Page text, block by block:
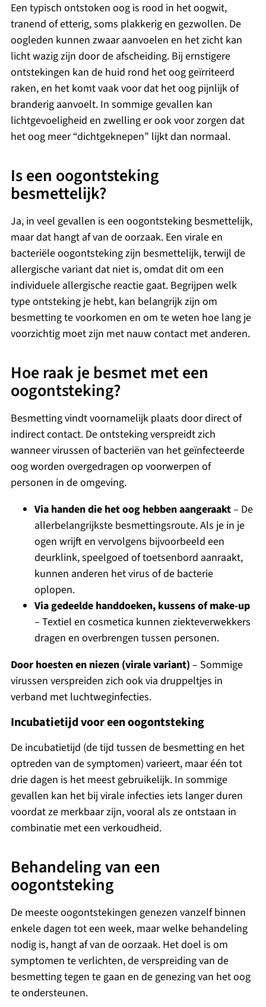
Een typisch ontstoken oog is rood in het oogwit,
tranend of etterig, soms plakkerig en gezwollen. De
oogleden kunnen zwaar aanvoelen en het zicht kan
licht wazig zijn door de afscheiding. Bij ernstigere
ontstekingen kan de huid rond het oog geïrriteerd
raken, en het komt vaak voor dat het oog pijnlijk of
branderig aanvoelt. In sommige gevallen kan
lichtgevoeligheid en zwelling er ook voor zorgen dat
het oog meer “dichtgeknepen” lijkt dan normaal.
Is een oogontsteking
besmettelijk?
Ja, in veel gevallen is een oogontsteking besmettelijk,
maar dat hangt af van de oorzaak. Een virale en
bacteriële oogontsteking zijn besmettelijk, terwijl de
allergische variant dat niet is, omdat dit om een
individuele allergische reactie gaat. Begrijpen welk
type ontsteking je hebt, kan belangrijk zijn om
besmetting te voorkomen en om te weten hoe lang je
voorzichtig moet zijn met nauw contact met anderen.
Hoe raak je besmet met een
oogontsteking?
Besmetting vindt voornamelijk plaats door direct of
indirect contact. De ontsteking verspreidt zich
wanneer virussen of bacteriën van het geïnfecteerde
oog worden overgedragen op voorwerpen of
personen in de omgeving.
Via handen die het oog hebben aangeraakt– De
allerbelangrijkste besmettingsroute. Als je in je
ogen wrijft en vervolgens bijvoorbeeld een
deurklink, speelgoed of toetsenbord aanraakt,
kunnen anderen het virus of de bacterie
oplopen.
Via gedeelde handdoeken, kussens of make-up
– Textiel en cosmetica kunnen ziekteverwekkers
dragen en overbrengen tussen personen.
Door hoesten en niezen (virale variant) – Sommige
virussen verspreiden zich ook via druppeltjes in
verband met luchtweginfecties.
Incubatietijd voor een oogontsteking
De incubatietijd (de tijd tussen de besmetting en het
optreden van de symptomen) varieert, maar één tot
drie dagen is het meest gebruikelijk. In sommige
gevallen kan het bij virale infecties iets langer duren
voordat ze merkbaar zijn, vooral als ze ontstaan in
combinatie met een verkoudheid.
Behandeling van een
oogontsteking
De meeste oogontstekingen genezen vanzelf binnen
enkele dagen tot een week, maar welke behandeling
nodig is, hangt af van de oorzaak. Het doel is om
symptomen te verlichten, de verspreiding van de
besmetting tegen te gaan en de genezing van het oog
te ondersteunen.